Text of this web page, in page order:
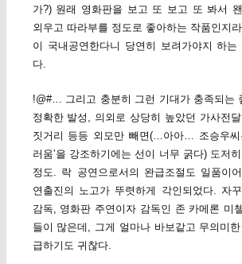
가?) 원래 영화판을 보고 또 보고 또 봐서
외우고 따라부를 정도로 좋아하는 작품인지
이 국내공연한다니 당연히 보려가야지 하
다.
!@#… 그리고 충분히 그런 기대가 충족되는
정확한 발성, 의외로 상당히 높았던 가사전
짓거리 등등 외모만 빼면(…아아… 조승우씨
러움’을 강조하기에는 선이 너무 굵다) 도저
정도. 락 공연으로서의 완급조절도 일품이
연출진의 노고가 뚜렷하게 각인되었다. 자
감독, 영화판 주연이자 감독인 존 카메론 미
들이 많은데, 그게 얼마나 바보같고 무의미
급하기도 귀찮다.